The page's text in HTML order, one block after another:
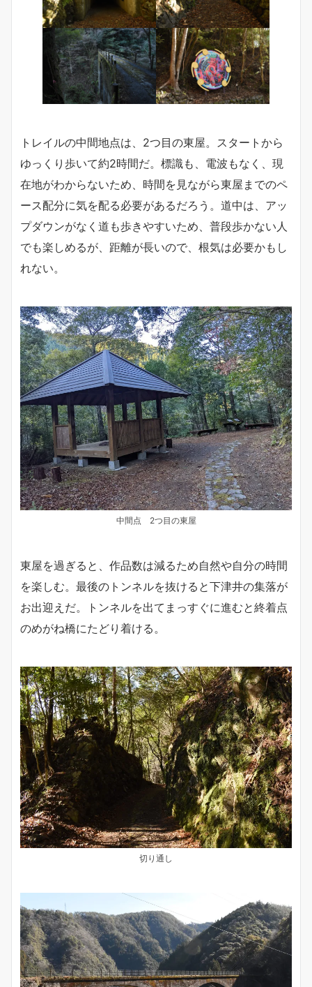
トレイルの中間地点は、2つ目の東屋。スタートから
ゆっくり歩いて約2時間だ。標識も、電波もなく、現
在地がわからないため、時間を見ながら東屋までのペ
ース配分に気を配る必要があるだろう。道中は、アッ
プダウンがなく道も歩きやすいため、普段歩かない人
でも楽しめるが、距離が長いので、根気は必要かもし
れない。
中間点 2つ目の東屋
東屋を過ぎると、作品数は減るため自然や自分の時間
を楽しむ。最後のトンネルを抜けると下津井の集落が
お出迎えだ。トンネルを出てまっすぐに進むと終着点
のめがね橋にたどり着ける。
切り通し